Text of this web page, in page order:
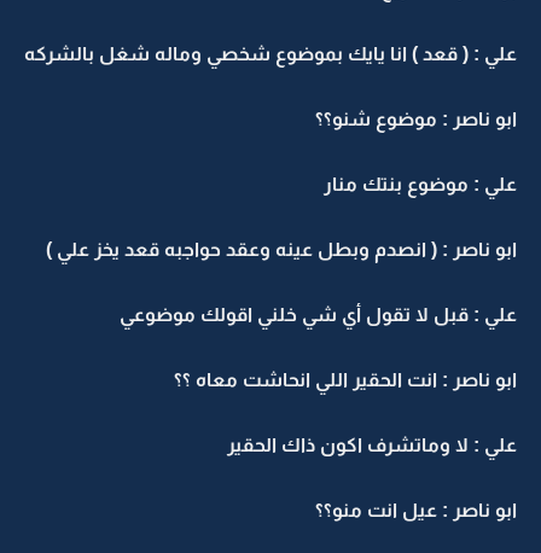
علي : ( قعد ) انا يايك بموضوع شخصي وماله شغل بالشركه
ابو ناصر : موضوع شنو؟؟
علي : موضوع بنتك منار
ابو ناصر : ( انصدم وبطل عينه وعقد حواجبه قعد يخز علي )
علي : قبل لا تقول أي شي خلني اقولك موضوعي
ابو ناصر : انت الحقير اللي انحاشت معاه ؟؟
علي : لا وماتشرف اكون ذاك الحقير
ابو ناصر : عيل انت منو؟؟